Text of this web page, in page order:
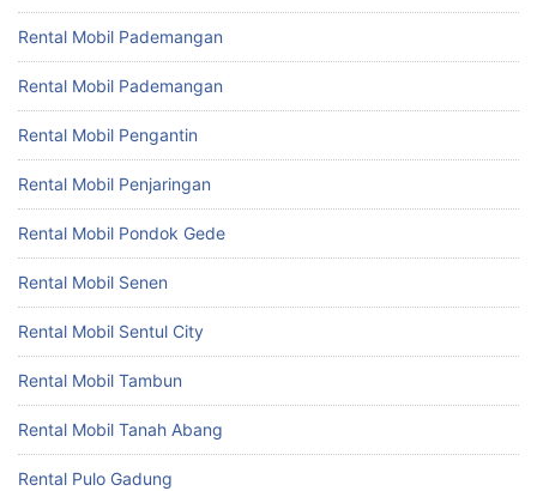
Rental Mobil Pademangan
Rental Mobil Pademangan
Rental Mobil Pengantin
Rental Mobil Penjaringan
Rental Mobil Pondok Gede
Rental Mobil Senen
Rental Mobil Sentul City
Rental Mobil Tambun
Rental Mobil Tanah Abang
Rental Pulo Gadung